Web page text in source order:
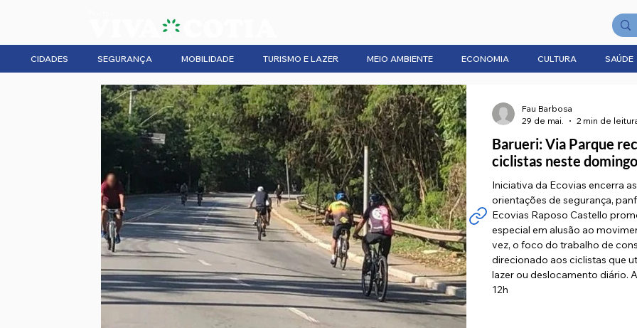
CIDADES SEGURANÇA MOBILIDADE TURISMO E LAZER MEIO AMBIENTE ECONOMIA CULTURA SAÚDE
Barueri: Via Parque
ciclistas neste domingo
Iniciativa da Ecovias encerra
orientações de segurança,
Ecovias Raposo Castello
especial em alusão ao
vez, o foco do trabalho de
direcionado aos ciclistas que
lazer ou deslocamento diário.
12h
Fau Barbosa
29 de mai.
2 min de